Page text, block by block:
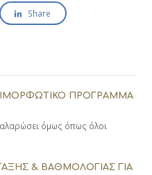
Share
ΠΡΟΓΡΑΜΜΑ
όμως όπως όλοι
& ΒΑΘΜΟΛΟΓΙΑΣ ΓΙΑ